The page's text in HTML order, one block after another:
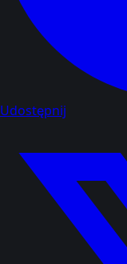
Udostępnij